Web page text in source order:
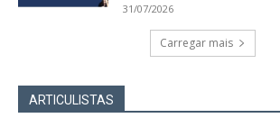
31/07/2026
Carregar mais
ARTICULISTAS